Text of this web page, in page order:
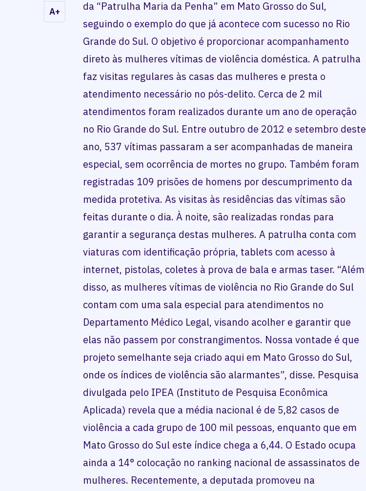
A+
da “Patrulha Maria da Penha” em Mato Grosso do Sul,
seguindo o exemplo do que já acontece com sucesso no Rio
Grande do Sul. O objetivo é proporcionar acompanhamento
direto às mulheres vítimas de violência doméstica. A patrulha
faz visitas regulares às casas das mulheres e presta o
atendimento necessário no pós-delito. Cerca de 2 mil
atendimentos foram realizados durante um ano de operação
no Rio Grande do Sul. Entre outubro de 2012 e setembro deste
ano, 537 vítimas passaram a ser acompanhadas de maneira
especial, sem ocorrência de mortes no grupo. Também foram
registradas 109 prisões de homens por descumprimento da
medida protetiva. As visitas às residências das vítimas são
feitas durante o dia. À noite, são realizadas rondas para
garantir a segurança destas mulheres. A patrulha conta com
viaturas com identificação própria, tablets com acesso à
internet, pistolas, coletes à prova de bala e armas taser. “Além
disso, as mulheres vítimas de violência no Rio Grande do Sul
contam com uma sala especial para atendimentos no
Departamento Médico Legal, visando acolher e garantir que
elas não passem por constrangimentos. Nossa vontade é que
projeto semelhante seja criado aqui em Mato Grosso do Sul,
onde os índices de violência são alarmantes”, disse. Pesquisa
divulgada pelo IPEA (Instituto de Pesquisa Econômica
Aplicada) revela que a média nacional é de 5,82 casos de
violência a cada grupo de 100 mil pessoas, enquanto que em
Mato Grosso do Sul este índice chega a 6,44. O Estado ocupa
ainda a 14° colocação no ranking nacional de assassinatos de
mulheres. Recentemente, a deputada promoveu na